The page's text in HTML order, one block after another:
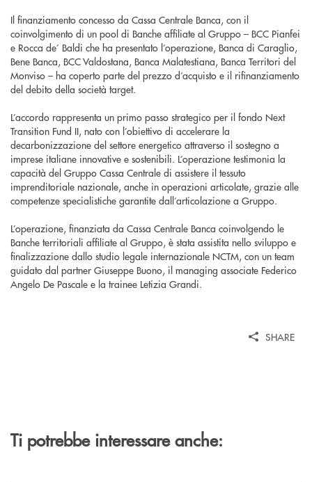
Il finanziamento concesso da Cassa Centrale Banca, con il
coinvolgimento di un pool di Banche affiliate al Gruppo – BCC Pianfei
e Rocca de’ Baldi che ha presentato l’operazione, Banca di Caraglio,
Bene Banca, BCC Valdostana, Banca Malatestiana, Banca Territori del
Monviso – ha coperto parte del prezzo d’acquisto e il rifinanziamento
del debito della società target.
L’accordo rappresenta un primo passo strategico per il fondo Next
Transition Fund II, nato con l’obiettivo di accelerare la
decarbonizzazione del settore energetico attraverso il sostegno a
imprese italiane innovative e sostenibili. L’operazione testimonia la
capacità del Gruppo Cassa Centrale di assistere il tessuto
imprenditoriale nazionale, anche in operazioni articolate, grazie alle
competenze specialistiche garantite dall’articolazione a Gruppo.
L’operazione, finanziata da Cassa Centrale Banca coinvolgendo le
Banche territoriali affiliate al Gruppo, è stata assistita nello sviluppo e
finalizzazione dallo studio legale internazionale NCTM, con un team
guidato dal partner Giuseppe Buono, il managing associate Federico
Angelo De Pascale e la trainee Letizia Grandi.
SHARE
Ti potrebbe interessare anche: